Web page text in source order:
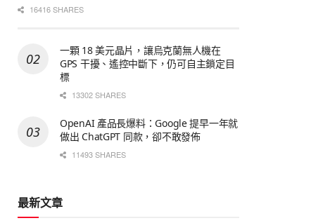
16416 SHARES
一顆 18 美元晶片，讓烏克蘭無人機在
GPS 干擾、遙控中斷下，仍可自主鎖定目
標
13302 SHARES
OpenAI 產品長爆料：Google 提早一年就
做出 ChatGPT 同款，卻不敢發佈
11493 SHARES
最新文章